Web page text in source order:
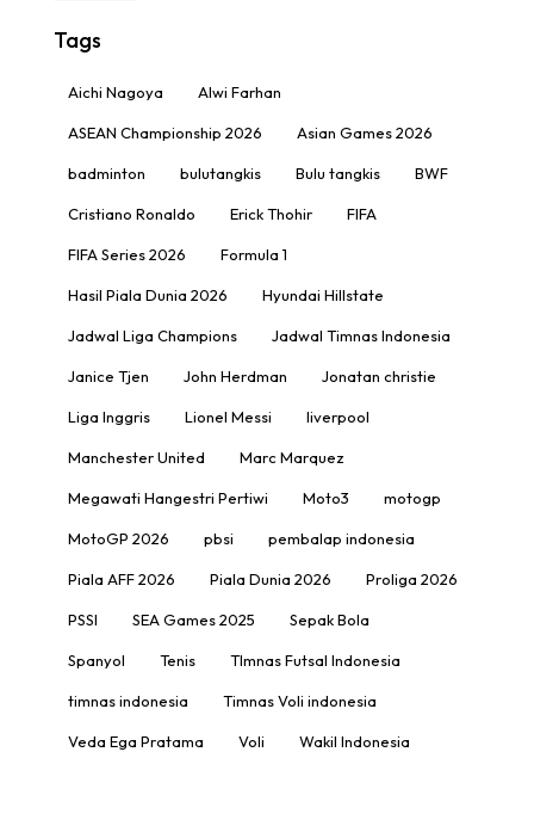
Tags
Aichi Nagoya Alwi Farhan
ASEAN Championship 2026 Asian Games 2026
badminton bulutangkis Bulu tangkis BWF
Cristiano Ronaldo Erick Thohir FIFA
FIFA Series 2026 Formula 1
Hasil Piala Dunia 2026 Hyundai Hillstate
Jadwal Liga Champions Jadwal Timnas Indonesia
Janice Tjen John Herdman Jonatan christie
Liga Inggris Lionel Messi liverpool
Manchester United Marc Marquez
Megawati Hangestri Pertiwi Moto3 motogp
MotoGP 2026 pbsi pembalap indonesia
Piala AFF 2026 Piala Dunia 2026 Proliga 2026
PSSI SEA Games 2025 Sepak Bola
Spanyol Tenis TImnas Futsal Indonesia
timnas indonesia Timnas Voli indonesia
Veda Ega Pratama Voli Wakil Indonesia